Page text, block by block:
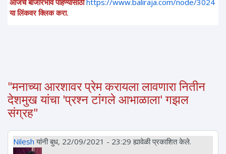
आजचे बाजारभाव पाहण्यासाठी https://www.baliraja.com/node/3024
या लिंकवर क्लिक करा.
"मनाच्या आरशावर प्रेम करायला लावणारा नितीन
देशमुख यांचा 'प्रश्न टांगले आभाळाला' गझल
संग्रह"
Nilesh यांनी बुध, 22/09/2021 - 23:29 ह्यावेळी प्रकाशित केले.